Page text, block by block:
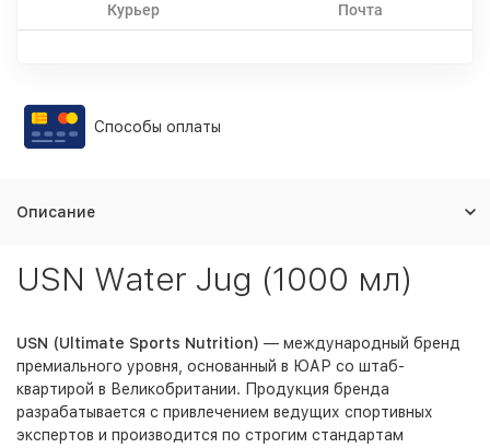
Курьер Почта
Способы оплаты
Описание
USN Water Jug (1000 мл)
USN (Ultimate Sports Nutrition) — международный бренд
премиального уровня, основанный в ЮАР со штаб-
квартирой в Великобритании. Продукция бренда
разрабатывается с привлечением ведущих спортивных
экспертов и производится по строгим стандартам